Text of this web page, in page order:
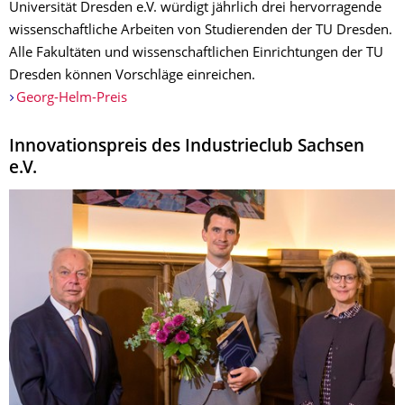
Universität Dresden e.V. würdigt jährlich drei hervorragende
wissenschaftliche Arbeiten von Studierenden der TU Dresden.
Alle Fakultäten und wissenschaftlichen Einrichtungen der TU
Dresden können Vorschläge einreichen.
Georg-Helm-Preis
Innovationspreis des Industrieclub Sachsen
e.V.